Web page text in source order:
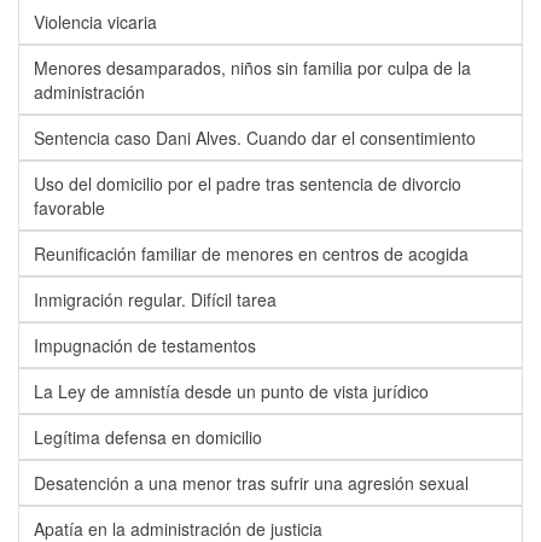
Violencia vicaria
Menores desamparados, niños sin familia por culpa de la
administración
Sentencia caso Dani Alves. Cuando dar el consentimiento
Uso del domicilio por el padre tras sentencia de divorcio
favorable
Reunificación familiar de menores en centros de acogida
Inmigración regular. Difícil tarea
Impugnación de testamentos
La Ley de amnistía desde un punto de vista jurídico
Legítima defensa en domicilio
Desatención a una menor tras sufrir una agresión sexual
Apatía en la administración de justicia